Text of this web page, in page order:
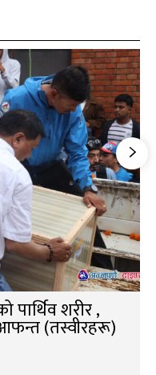
पार्थिव शरीर ,
(तस्वीरहरू)